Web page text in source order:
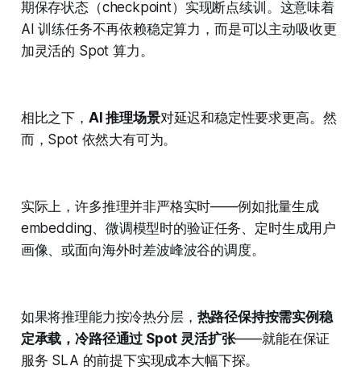
期保存状态（checkpoint）实现断点续训。这意味着
AI 训练任务不再依赖稳定算力，而是可以主动吸收更
加灵活的 Spot 算力。
相比之下， AI 推理场景对延迟和稳定性要求更高。然
而，Spot 依然大有可为。
实际上，许多推理并非严格实时——例如批量生成
embedding、微调模型时的验证任务、定时生成用户
画像、或面向海外时差波峰波谷的调度。
如果将推理能力按冷热分层， 热路径保持按需实例稳
定承载，冷路径通过 Spot 灵活扩张——就能在保证
服务 SLA 的前提下实现成本大幅下探。